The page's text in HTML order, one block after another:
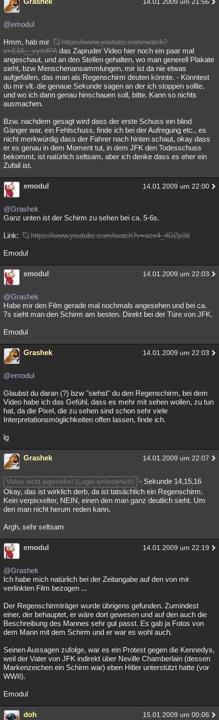
14.01.2009 um 21:56
@emodul
Hmm, hab mir
https://www.youtube.com/watch?
v=E66__vymfPAdas Zapruder Video hier noch ein paar mal
angeschaut, und an den Stellen gehalten, wo man generell Plakate
sieht, bzw Menschenansammlungen, mir ist da nie etwas
aufgefallen, das man als Regenschirm deuten könnte. - Könntest
du mir vlt. die genaue Sekunde sagen an der ich stoppen sollte,
und wo ich dann genau hinschauen soll, bitte. Kann so nichts
ausmachen.
Bzw. nachdem gesagt wird dass der erste Schuss ein blind
Gänger war, ein Fehlschuss, finde ich bei der Aufregung etc.. es
nicht merkwürdig dass der Fahrer nach hinten schaut, okay dass
er es genau in dem Moment tut, in dem JFK den Todesschuss
bekommt, ist natürlich seltsam, aber ich denke dass es eher ein
Zufall ist.
emodul 14.01.2009 um 22:00
@Grashek
Ganz unten ist der Schirm zu sehen bei ca. 5-6s.
Link: https://www.youtube.com/watch?v=ozx4_4DZp38
Emodul
emodul 14.01.2009 um 22:03
@Grashek
Habe mir den Film gerade mal nochmals angesehen und bei ca.
7s sieht man den Schirm am besten. Direkt bei der Türe von JFK.
Emodul
Grashek 14.01.2009 um 22:03
@emodul
Glaubst du daran (?) bzw "siehst" du den Regenschirm, bei dem
Video habe ich das Gefühl, dass es mehr mit sehen wollen, zu tun
hat, da die Pixel, die zu sehen sind schon sehr viele
Interpretationsmöglichkeiten offen lassen, finde ich.
lg
Grashek 14.01.2009 um 22:07
Video nicht jugendfrei (Login erforderlich)
- Sekunde 14,15,16
Okay, das ist wirklich derb, da ist tatsächlich ein Regenschirm.
Kein verpixxelter, NEIN, einen den man ganz deutlich sieht. Um
den man nicht herum reden kann.
Argh, sehr seltsam
emodul 14.01.2009 um 22:19
@Grashek
Ich habe mich natürlich bei der Zeitangabe auf den von mir
verlinkten Film bezogen ...
Der Regenschirmträger wurde übrigens gefunden. Zumindest
einer, der behauptet, er wäre dort gewesen und auf den auch die
Beschreibung des Mannes sehr gut passt. Es gab ja Fotos von
dem Mann mit dem Schirm und er war es wohl auch.
Seinen Aussagen zufolge, war es ein Protest gegen die Kennedys,
weil der Vater von JFK indirekt über Neville Chamberlain (dessen
Markenzeichen ein Schirm war) eben Hitler unterstützt hatte (vor
WWII).
Emodul
doh 15.01.2009 um 00:06